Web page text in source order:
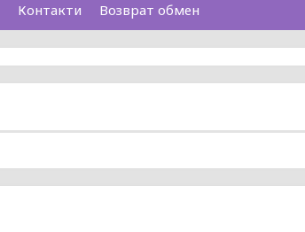
Контакти Возврат обмен